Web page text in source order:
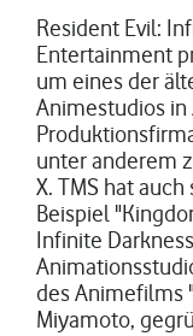
Resident Evil:
Entertainment
um eines der
Animestudios in
unter anderem
X. TMS hat
Beispiel
Infinite
des Animefilms
Miyamoto,